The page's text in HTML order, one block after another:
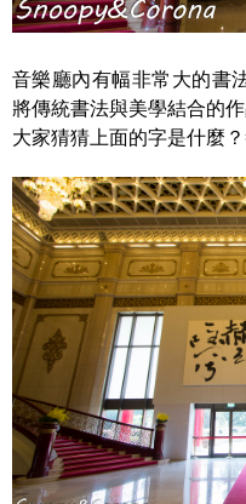
音樂廳內有幅非常大的書
將傳統書法與美學結合的作
大家猜猜上面的字是什麼